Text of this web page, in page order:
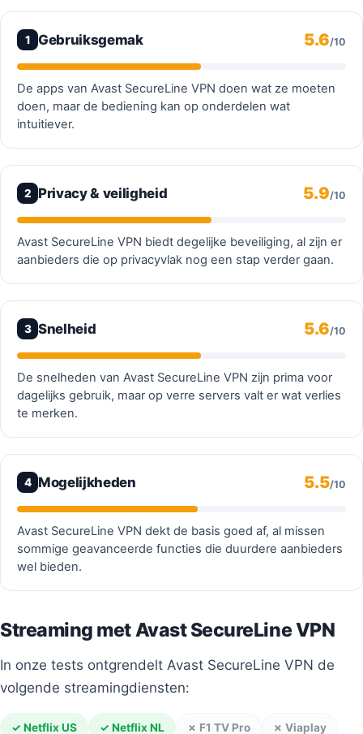
1 Gebruiksgemak 5.6/10
De apps van Avast SecureLine VPN doen wat ze moeten
doen, maar de bediening kan op onderdelen wat
intuitiever.
2 Privacy & veiligheid 5.9/10
Avast SecureLine VPN biedt degelijke beveiliging, al zijn er
aanbieders die op privacyvlak nog een stap verder gaan.
3 Snelheid 5.6/10
De snelheden van Avast SecureLine VPN zijn prima voor
dagelijks gebruik, maar op verre servers valt er wat verlies
te merken.
4 Mogelijkheden 5.5/10
Avast SecureLine VPN dekt de basis goed af, al missen
sommige geavanceerde functies die duurdere aanbieders
wel bieden.
Streaming met Avast SecureLine VPN
In onze tests ontgrendelt Avast SecureLine VPN de
volgende streamingdiensten:
✓ Netflix US ✓ Netflix NL ✗ F1 TV Pro ✗ Viaplay